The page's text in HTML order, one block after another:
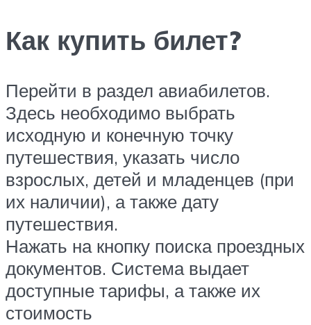
Как купить билет?
Перейти в раздел авиабилетов.
Здесь необходимо выбрать
исходную и конечную точку
путешествия, указать число
взрослых, детей и младенцев (при
их наличии), а также дату
путешествия.
Нажать на кнопку поиска проездных
документов. Система выдает
доступные тарифы, а также их
стоимость